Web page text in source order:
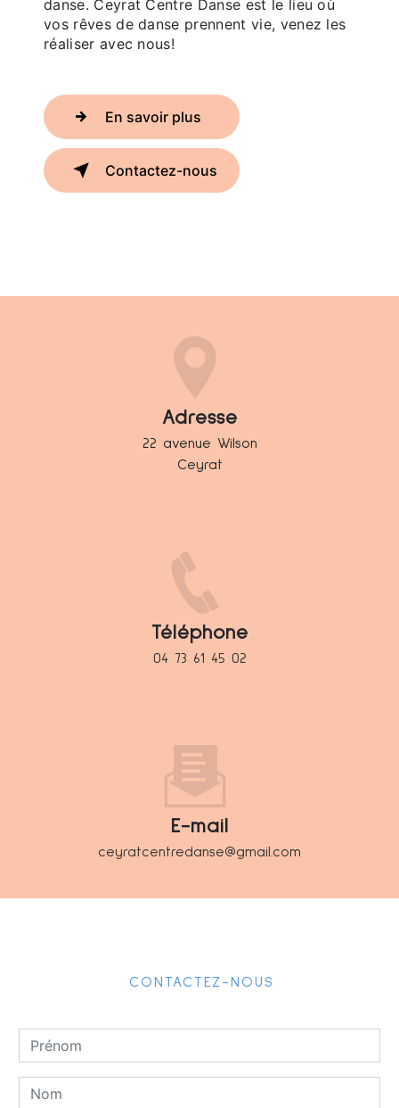
danse. Ceyrat Centre Danse est le lieu où
vos rêves de danse prennent vie, venez les
réaliser avec nous!
En savoir plus
Contactez-nous
Adresse
22 avenue Wilson
Ceyrat
Téléphone
04 73 61 45 02
E-mail
ceyratcentredanse@gmail.com
CONTACTEZ-NOUS